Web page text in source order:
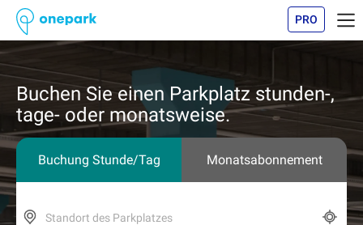
PRO
Buchen Sie einen Parkplatz stunden-,
tage- oder monatsweise.
Buchung Stunde/Tag Monatsabonnement
Standort des Parkplatzes